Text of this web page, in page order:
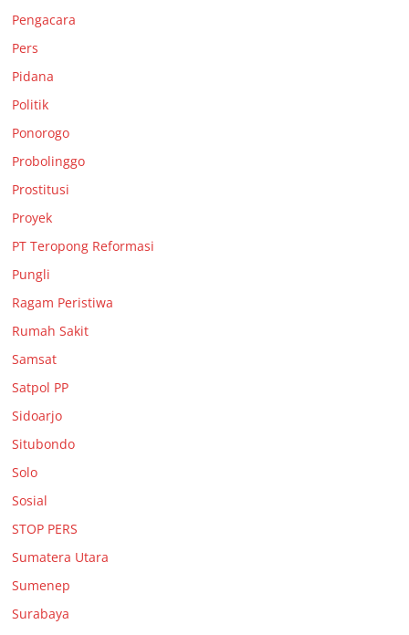
Pengacara
Pers
Pidana
Politik
Ponorogo
Probolinggo
Prostitusi
Proyek
PT Teropong Reformasi
Pungli
Ragam Peristiwa
Rumah Sakit
Samsat
Satpol PP
Sidoarjo
Situbondo
Solo
Sosial
STOP PERS
Sumatera Utara
Sumenep
Surabaya